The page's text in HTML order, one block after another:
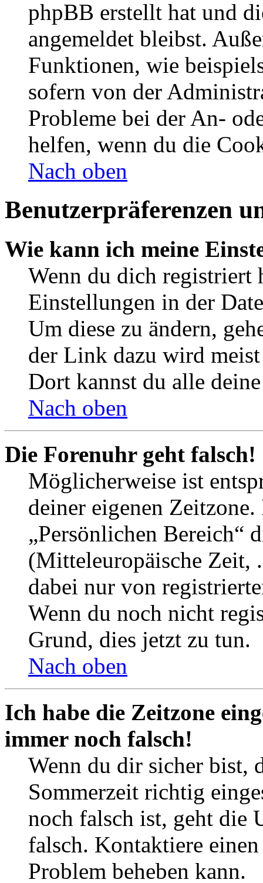
phpBB erstellt hat und
angemeldet bleibst.
Funktionen, wie
sofern von der
Probleme bei der An-
helfen, wenn du die
Nach oben
Benutzerpräferenzen
Wie kann ich meine
Wenn du dich registriert
Einstellungen in der
Um diese zu ändern,
der Link dazu wird
Dort kannst du alle
Nach oben
Die Forenuhr geht falsch!
Möglicherweise ist
deiner eigenen
„Persönlichen Bereich“
(Mitteleuropäische Zeit,
dabei nur von
Wenn du noch nicht
Grund, dies jetzt zu tun.
Nach oben
Ich habe die Zeitzone
immer noch falsch!
Wenn du dir sicher bist,
Sommerzeit richtig
noch falsch ist, geht die
falsch. Kontaktiere
Problem beheben kann.